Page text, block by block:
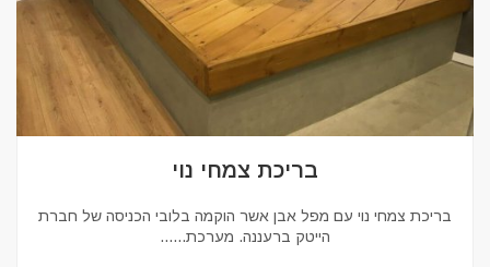
בריכת צמחי נוי
בריכת צמחי נוי עם מפל אבן אשר הוקמה בלובי הכניסה של חברת
הייטק ברעננה. מערכת...